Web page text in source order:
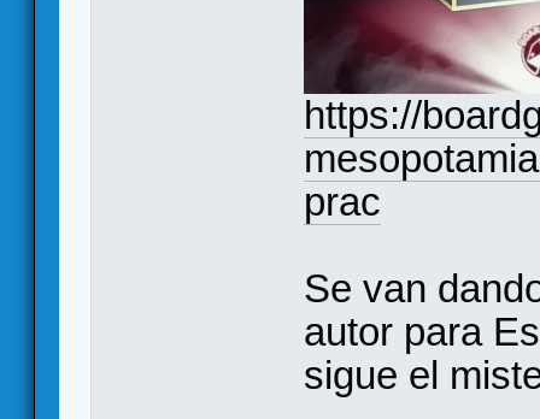
https://
prac
Se van
autor para
sigue el